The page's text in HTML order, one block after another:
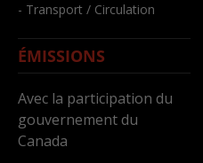
- Transport / Circulation
ÉMISSIONS
Avec la participation du
gouvernement du
Canada